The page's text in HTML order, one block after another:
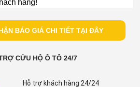
hàng!
BÁO GIÁ CHI TIẾT TẠI ĐÂY
CỨU HỘ Ô TÔ 24/7
Hỗ trợ khách hàng 24/24